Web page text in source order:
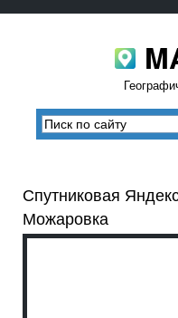
Спутниковая
Можаровка